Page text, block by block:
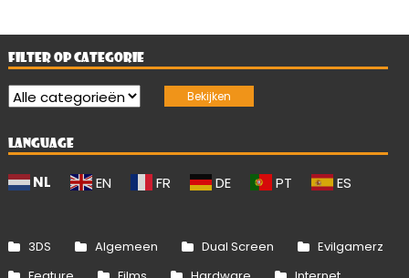
FILTER OP CATEGORIE
LANGUAGE
NL EN FR DE PT ES
3DS Algemeen Dual Screen
Evilgamerz